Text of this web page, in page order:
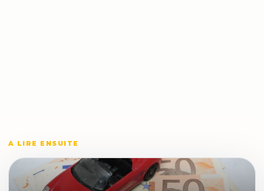
A LIRE ENSUITE